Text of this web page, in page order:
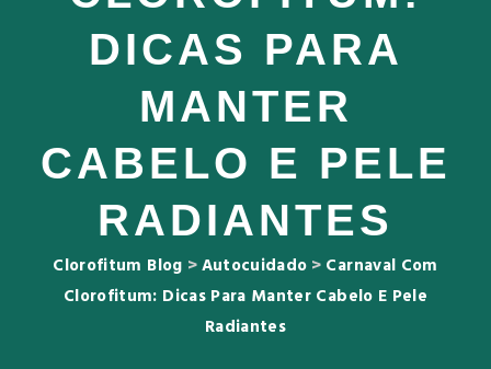
DICAS PARA
MANTER
CABELO E PELE
RADIANTES
Clorofitum Blog >Autocuidado > Carnaval Com
Clorofitum: Dicas Para Manter Cabelo E Pele
Radiantes